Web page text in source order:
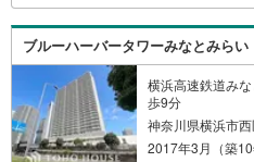
のタイミング】で不安な
か？？ --------------
ブルーハーバータワーみなとみらい
横浜高速鉄道み
歩9分
神奈川県横浜市
2017年3月（築10